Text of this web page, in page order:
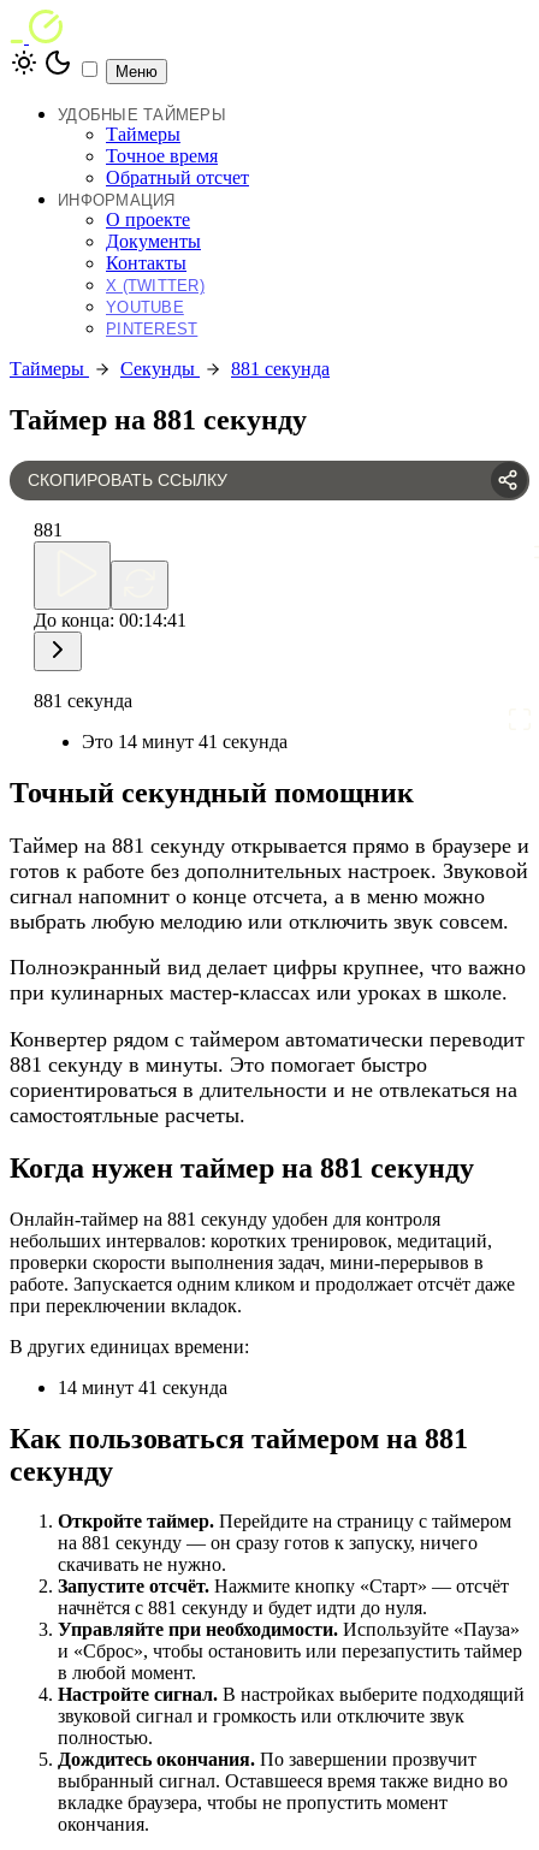
Меню
УДОБНЫЕ ТАЙМЕРЫ
Таймеры
Точное время
Обратный отсчет
ИНФОРМАЦИЯ
О проекте
Документы
Контакты
X (TWITTER)
YOUTUBE
PINTEREST
Таймеры Секунды 881 секунда
Таймер на 881 секунду
СКОПИРОВАТЬ ССЫЛКУ
881
До конца: 00:14:41
881 секунда
Это 14 минут 41 секунда
Точный секундный помощник
Таймер на 881 секунду открывается прямо в браузере и
готов к работе без дополнительных настроек. Звуковой
сигнал напомнит о конце отсчета, а в меню можно
выбрать любую мелодию или отключить звук совсем.
Полноэкранный вид делает цифры крупнее, что важно
при кулинарных мастер-классах или уроках в школе.
Конвертер рядом с таймером автоматически переводит
881 секунду в минуты. Это помогает быстро
сориентироваться в длительности и не отвлекаться на
самостоятльные расчеты.
Когда нужен таймер на 881 секунду
Онлайн-таймер на 881 секунду удобен для контроля
небольших интервалов: коротких тренировок, медитаций,
проверки скорости выполнения задач, мини-перерывов в
работе. Запускается одним кликом и продолжает отсчёт даже
при переключении вкладок.
В других единицах времени:
14 минут 41 секунда
Как пользоваться таймером на 881
секунду
Откройте таймер. Перейдите на страницу с таймером
на 881 секунду — он сразу готов к запуску, ничего
скачивать не нужно.
Запустите отсчёт. Нажмите кнопку «Старт» — отсчёт
начнётся с 881 секунду и будет идти до нуля.
Управляйте при необходимости. Используйте «Пауза»
и «Сброс», чтобы остановить или перезапустить таймер
в любой момент.
Настройте сигнал. В настройках выберите подходящий
звуковой сигнал и громкость или отключите звук
полностью.
Дождитесь окончания. По завершении прозвучит
выбранный сигнал. Оставшееся время также видно во
вкладке браузера, чтобы не пропустить момент
окончания.